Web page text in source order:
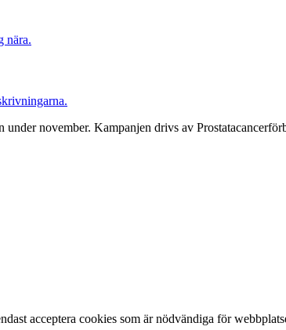
nära.
november. Kampanjen drivs av
acceptera cookies som är nödvändiga för